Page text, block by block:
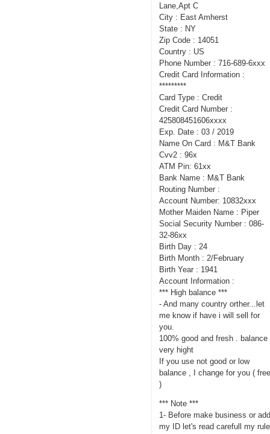
Lane,Apt C
City : East Amherst
State : NY
Zip Code : 14051
Country : US
Phone Number : 716-689-6xxx
Credit Card Information :
*********
Card Type : Credit
Credit Card Number :
425808451606xxxx
Exp. Date : 03 / 2019
Name On Card : M&T Bank
Cvv2 : 96x
ATM Pin: 61xx
Bank Name : M&T Bank
Routing Number :
Account Number: 10832xxx
Mother Maiden Name : Piper
Social Security Number : 086-
32-86xx
Birth Day : 24
Birth Month : 2/February
Birth Year : 1941
Account Information :
*** High balance ***
- And many country orther...let
me know if have i will sell for
you.
100% good and fresh . balance
very hight
If you use not good or low
balance , I change for you (
)
*** Note ***
1- Before make business or
my ID let's read carefull my rule